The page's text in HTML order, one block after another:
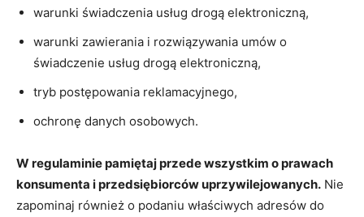
warunki świadczenia usług drogą elektroniczną,
warunki zawierania i rozwiązywania umów o
świadczenie usług drogą elektroniczną,
tryb postępowania reklamacyjnego,
ochronę danych osobowych.
W regulaminie pamiętaj przede wszystkim o prawach
konsumenta i przedsiębiorców uprzywilejowanych. Nie
zapominaj również o podaniu właściwych adresów do